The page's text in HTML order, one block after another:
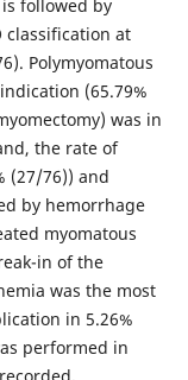
followed by
classification at
Polymyomatous
(65.79%
was in
the rate of
(27/76)) and
by hemorrhage
myomatous
in of the
was the most
in 5.26%
performed in